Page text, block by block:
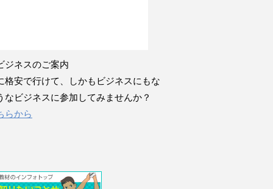
ジネスのご案内
格安で行けて、しかもビジネスにもな
なビジネスに参加してみませんか？
らから